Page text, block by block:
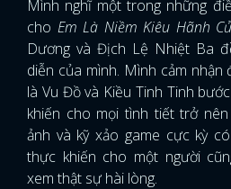
Mình nghĩ một trong những
cho Em Là Niềm Kiêu Hãnh
Dương và Địch Lệ Nhiệt Ba
diễn của mình. Mình cảm
là Vu Đồ và Kiều Tinh Tinh
khiến cho mọi tình tiết trở
ảnh và kỹ xảo game cực kỳ
thực khiến cho một người
xem thật sự hài lòng.